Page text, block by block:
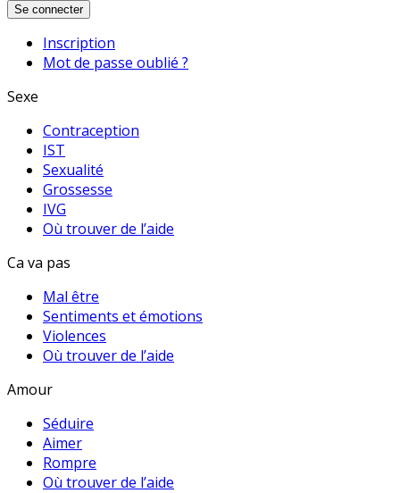
Se connecter
Inscription
Mot de passe oublié ?
Sexe
Contraception
IST
Sexualité
Grossesse
IVG
Où trouver de l’aide
Ca va pas
Mal être
Sentiments et émotions
Violences
Où trouver de l’aide
Amour
Séduire
Aimer
Rompre
Où trouver de l’aide